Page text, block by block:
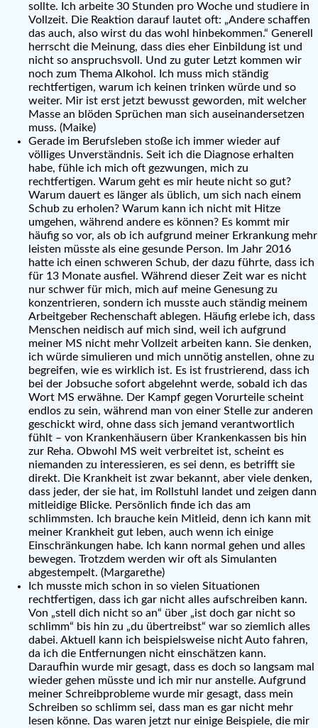
sollte. Ich arbeite 30 Stunden pro Woche und studiere in
Vollzeit. Die Reaktion darauf lautet oft: „Andere schaffen
das auch, also wirst du das wohl hinbekommen.“ Generell
herrscht die Meinung, dass dies eher Einbildung ist und
nicht so anspruchsvoll. Und zu guter Letzt kommen wir
noch zum Thema Alkohol. Ich muss mich ständig
rechtfertigen, warum ich keinen trinken würde und so
weiter. Mir ist erst jetzt bewusst geworden, mit welcher
Masse an blöden Sprüchen man sich auseinandersetzen
muss. (Maike)
Gerade im Berufsleben stoße ich immer wieder auf
völliges Unverständnis. Seit ich die Diagnose erhalten
habe, fühle ich mich oft gezwungen, mich zu
rechtfertigen. Warum geht es mir heute nicht so gut?
Warum dauert es länger als üblich, um sich nach einem
Schub zu erholen? Warum kann ich nicht mit Hitze
umgehen, während andere es können? Es kommt mir
häufig so vor, als ob ich aufgrund meiner Erkrankung mehr
leisten müsste als eine gesunde Person. Im Jahr 2016
hatte ich einen schweren Schub, der dazu führte, dass ich
für 13 Monate ausfiel. Während dieser Zeit war es nicht
nur schwer für mich, mich auf meine Genesung zu
konzentrieren, sondern ich musste auch ständig meinem
Arbeitgeber Rechenschaft ablegen. Häufig erlebe ich, dass
Menschen neidisch auf mich sind, weil ich aufgrund
meiner MS nicht mehr Vollzeit arbeiten kann. Sie denken,
ich würde simulieren und mich unnötig anstellen, ohne zu
begreifen, wie es wirklich ist. Es ist frustrierend, dass ich
bei der Jobsuche sofort abgelehnt werde, sobald ich das
Wort MS erwähne. Der Kampf gegen Vorurteile scheint
endlos zu sein, während man von einer Stelle zur anderen
geschickt wird, ohne dass sich jemand verantwortlich
fühlt – von Krankenhäusern über Krankenkassen bis hin
zur Reha. Obwohl MS weit verbreitet ist, scheint es
niemanden zu interessieren, es sei denn, es betrifft sie
direkt. Die Krankheit ist zwar bekannt, aber viele denken,
dass jeder, der sie hat, im Rollstuhl landet und zeigen dann
mitleidige Blicke. Persönlich finde ich das am
schlimmsten. Ich brauche kein Mitleid, denn ich kann mit
meiner Krankheit gut leben, auch wenn ich einige
Einschränkungen habe. Ich kann normal gehen und alles
bewegen. Trotzdem werden wir oft als Simulanten
abgestempelt. (Margarethe)
Ich musste mich schon in so vielen Situationen
rechtfertigen, dass ich gar nicht alles aufschreiben kann.
Von „stell dich nicht so an“ über „ist doch gar nicht so
schlimm“ bis hin zu „du übertreibst“ war so ziemlich alles
dabei. Aktuell kann ich beispielsweise nicht Auto fahren,
da ich die Entfernungen nicht einschätzen kann.
Daraufhin wurde mir gesagt, dass es doch so langsam mal
wieder gehen müsste und ich mir nur anstelle. Aufgrund
meiner Schreibprobleme wurde mir gesagt, dass mein
Schreiben so schlimm sei, dass man es gar nicht mehr
lesen könne. Das waren jetzt nur einige Beispiele, die mir